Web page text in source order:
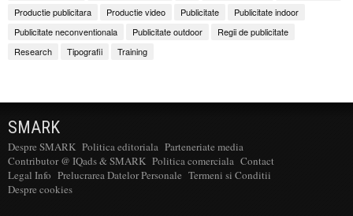
Productie publicitara
Productie video Publicitate
Publicitate indoor
Publicitate neconventionala
Publicitate outdoor
Regii de publicitate
Research
Tipografii Training
SMARK
Despre SMARK Politica editoriala Parteneriate media
Contributor @ IQads & SMARK Politica comerciala Contact
Legal Info Prelucrarea Datelor Personale Termeni si Conditii
Despre cookies